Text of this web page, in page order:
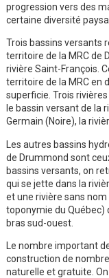
progression vers des
certaine diversité
Trois bassins versants
territoire de la MRC de
rivière Saint-François.
territoire de la MRC en
superficie. Trois
le bassin versant de la
Germain (Noire), la
Les autres bassins
de Drummond sont
bassins versants, on
qui se jette dans la
et une rivière sans
toponymie du Québec)
bras sud-ouest.
Le nombre important
construction de
naturelle et gratuite.